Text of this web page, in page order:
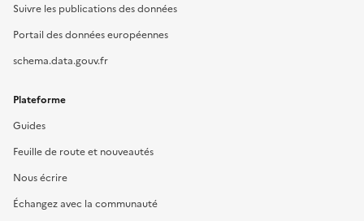
Suivre les publications des données
Portail des données européennes
schema.data.gouv.fr
Plateforme
Guides
Feuille de route et nouveautés
Nous écrire
Échangez avec la communauté